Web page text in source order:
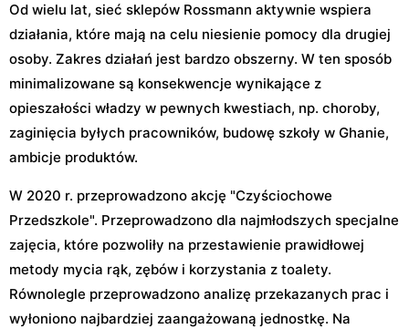
Od wielu lat, sieć sklepów Rossmann aktywnie wspiera
działania, które mają na celu niesienie pomocy dla drugiej
osoby. Zakres działań jest bardzo obszerny. W ten sposób
minimalizowane są konsekwencje wynikające z
opieszałości władzy w pewnych kwestiach, np. choroby,
zaginięcia byłych pracowników, budowę szkoły w Ghanie,
ambicje produktów.
W 2020 r. przeprowadzono akcję "Czyściochowe
Przedszkole". Przeprowadzono dla najmłodszych specjalne
zajęcia, które pozwoliły na przestawienie prawidłowej
metody mycia rąk, zębów i korzystania z toalety.
Równolegle przeprowadzono analizę przekazanych prac i
wyłoniono najbardziej zaangażowaną jednostkę. Na